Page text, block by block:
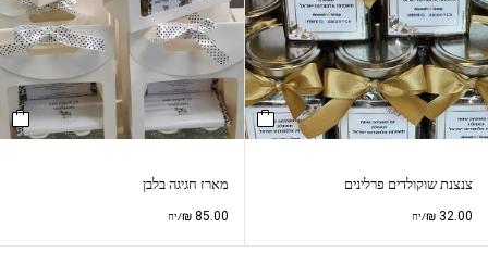
צנצנת שוקולדים פרלינים
₪ 32.00 /יח
מארז חגיגה בלבן
₪85.00 /יח